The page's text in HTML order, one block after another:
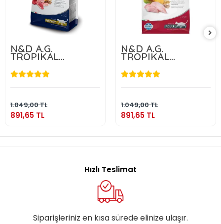
N&D A.G.
TROPIKAL
NEUTERED LAMB
1,5 KG
1.049,00 TL
891,65 TL
891,65 TL
N&D A.G.
TROPIKAL
NEUTERED
CHICKEN 1,5 KG
1.049,00 TL
891,65 TL
891,65 TL
Hızlı Teslimat
Siparişleriniz en kısa sürede elinize ulaşır.